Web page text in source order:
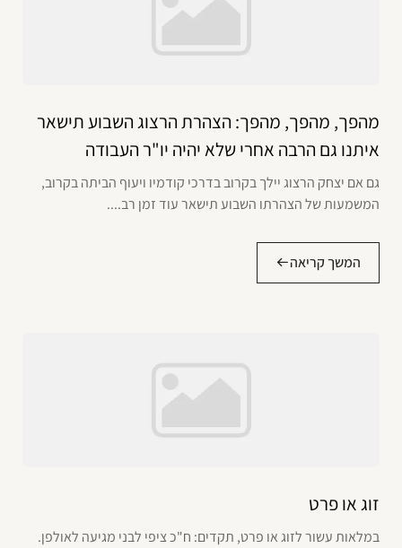
מהפך, מהפך, מהפך: הצהרת הרצוג השבוע תישאר
איתנו גם הרבה אחרי שלא יהיה יו"ר העבודה
גם אם יצחק הרצוג יילך בקרוב בדרכי קודמיו ויעוף הביתה בקרוב,
המשמעות של הצהרתו השבוע תישאר עוד זמן רב....
המשך קריאה
זוג או פרט
במלאות עשור לזוג או פרט, תקדים: ח"כ ציפי לבני מגיעה לאולפן.